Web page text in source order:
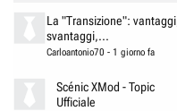
La "Transizione":
svantaggi,...
Carloantonio70 - 1 giorno fa
Scénic XMod - Topic
Ufficiale